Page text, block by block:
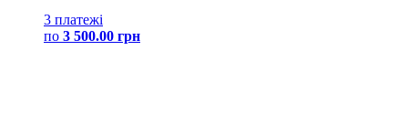
3 платежі
по 3 500.00 грн